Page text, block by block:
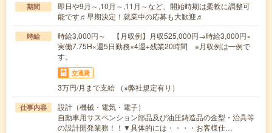
期間
即日や9月～,10月～,11月～など、開始時期は柔軟に調整可
能です♬早期決定！就業中の応募も大歓迎♬
時給
時給3,000円～ 【月収例】月収525,000円→時給3,000円×
実働7.75H×週5日勤務×4週+残業20時間 ※月収例は一例で
す。
交通費
3万円/月まで支給 （※弊社規定有り）
仕事内容
設計（機械・電気・電子）
自動車用サスペンション部品及び油圧鋳造品の金型・治具等
の設計開発業務！！▼具体的には・・・・お客様仕…